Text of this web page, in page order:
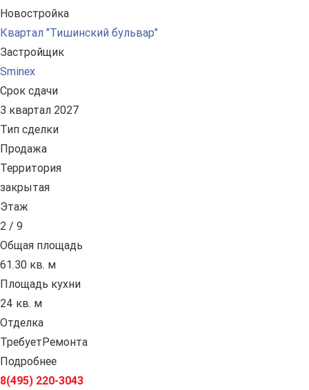
Новостройка
Квартал "Тишинский бульвар"
Застройщик
Sminex
Срок сдачи
3 квартал 2027
Тип сделки
Продажа
Территория
закрытая
Этаж
2 / 9
Общая площадь
61.30 кв. м
Площадь кухни
24 кв. м
Отделка
ТребуетРемонта
Подробнее
8(495) 220-3043